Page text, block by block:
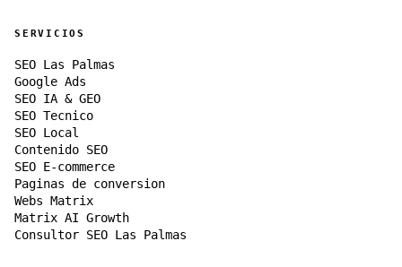
SERVICIOS
SEO Las Palmas
Google Ads
SEO IA & GEO
SEO Tecnico
SEO Local
Contenido SEO
SEO E-commerce
Paginas de conversion
Webs Matrix
Matrix AI Growth
Consultor SEO Las Palmas